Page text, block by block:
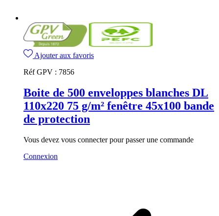
Ajouter aux favoris
Réf GPV : 7856
Boite de 500 enveloppes blanches DL
110x220 75 g/m² fenêtre 45x100 bande
de protection
Vous devez vous connecter pour passer une commande
Connexion